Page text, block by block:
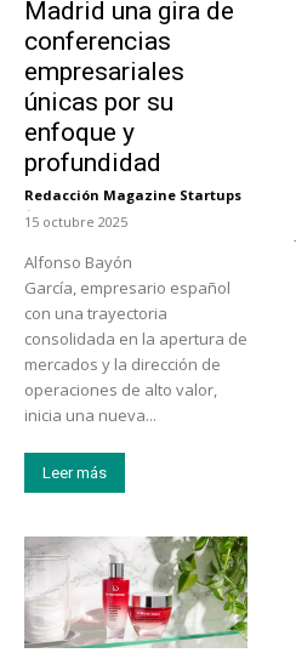
Madrid una gira de
conferencias
empresariales
únicas por su
enfoque y
profundidad
Redacción Magazine Startups
-
15 octubre 2025
Alfonso Bayón
García, empresario español
con una trayectoria
consolidada en la apertura de
mercados y la dirección de
operaciones de alto valor,
inicia una nueva...
Leer más